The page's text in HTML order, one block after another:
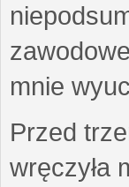
mnie
Przed
wręczyła